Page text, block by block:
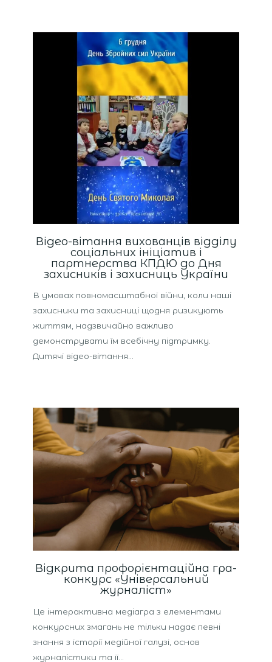
Відео-вітання вихованців відділу
соціальних ініціатив і
партнерства КПДЮ до Дня
захисників і захисниць України
В умовах повномасштабної війни, коли наші
захисники та захисниці щодня ризикують
життям, надзвичайно важливо
демонструвати їм всебічну підтримку.
Дитячі відео-вітання…
Відкрита профорієнтаційна гра-
конкурс «Універсальний
журналіст»
Це інтерактивна медіагра з елементами
конкурсних змагань не тільки надає певні
знання з історії медійної галузі, основ
журналістики та її…